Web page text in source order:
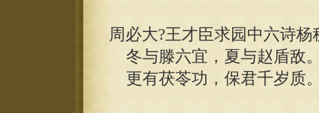
周必大?王才臣求园中六诗
冬与滕六宜，夏与赵盾敌
更有茯苓功，保君千岁质